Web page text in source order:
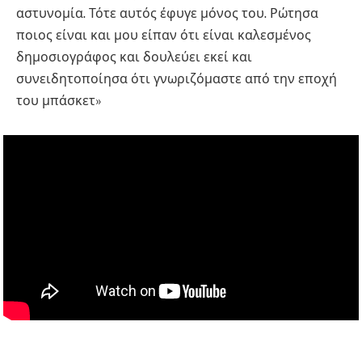
αστυνομία. Τότε αυτός έφυγε μόνος του. Ρώτησα
ποιος είναι και μου είπαν ότι είναι καλεσμένος
δημοσιογράφος και δουλεύει εκεί και
συνειδητοποίησα ότι γνωριζόμαστε από την εποχή
του μπάσκετ»